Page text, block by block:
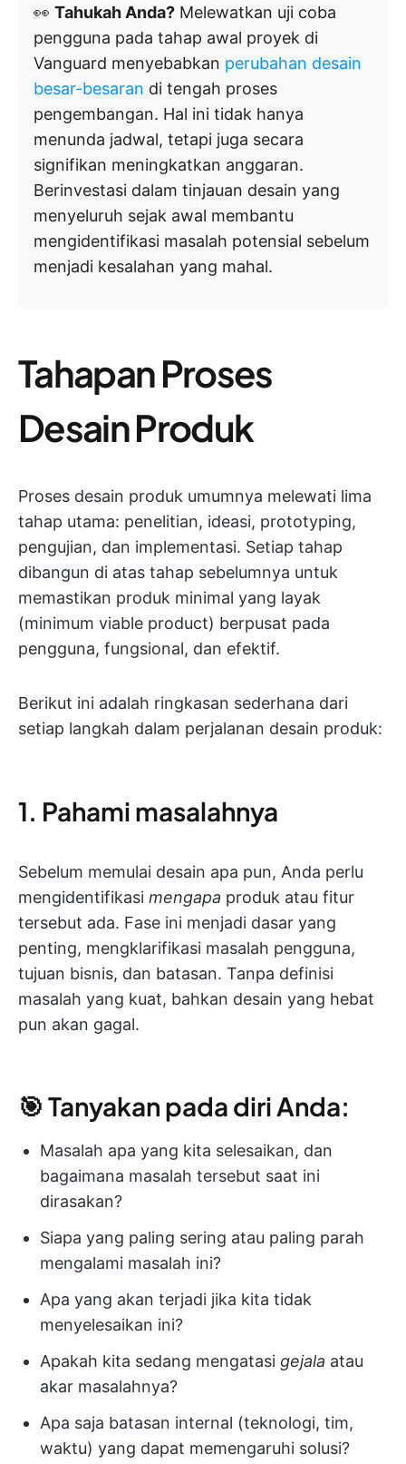
👀 Tahukah Anda? Melewatkan uji coba
pengguna pada tahap awal proyek di
Vanguard menyebabkan perubahan desain
besar-besaran di tengah proses
pengembangan. Hal ini tidak hanya
menunda jadwal, tetapi juga secara
signifikan meningkatkan anggaran.
Berinvestasi dalam tinjauan desain yang
menyeluruh sejak awal membantu
mengidentifikasi masalah potensial sebelum
menjadi kesalahan yang mahal.
Tahapan Proses
Desain Produk
Proses desain produk umumnya melewati lima
tahap utama: penelitian, ideasi, prototyping,
pengujian, dan implementasi. Setiap tahap
dibangun di atas tahap sebelumnya untuk
memastikan produk minimal yang layak
(minimum viable product) berpusat pada
pengguna, fungsional, dan efektif.
Berikut ini adalah ringkasan sederhana dari
setiap langkah dalam perjalanan desain produk:
1. Pahami masalahnya
Sebelum memulai desain apa pun, Anda perlu
mengidentifikasi mengapa produk atau fitur
tersebut ada. Fase ini menjadi dasar yang
penting, mengklarifikasi masalah pengguna,
tujuan bisnis, dan batasan. Tanpa definisi
masalah yang kuat, bahkan desain yang hebat
pun akan gagal.
🎯 Tanyakan pada diri Anda:
Masalah apa yang kita selesaikan, dan
bagaimana masalah tersebut saat ini
dirasakan?
Siapa yang paling sering atau paling parah
mengalami masalah ini?
Apa yang akan terjadi jika kita tidak
menyelesaikan ini?
Apakah kita sedang mengatasi gejala atau
akar masalahnya?
Apa saja batasan internal (teknologi, tim,
waktu) yang dapat memengaruhi solusi?